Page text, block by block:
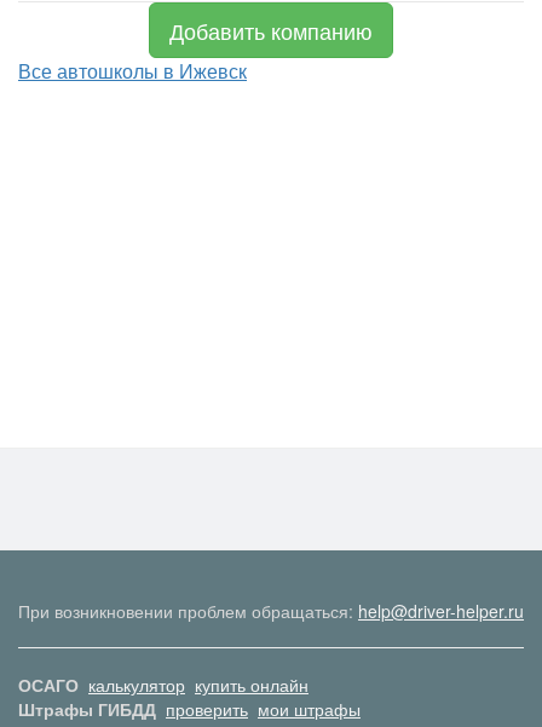
Добавить компанию
Все автошколы в Ижевск
При возникновении проблем обращаться: help@driver-helper.ru
ОСАГО калькулятор купить онлайн
Штрафы ГИБДД проверить мои штрафы